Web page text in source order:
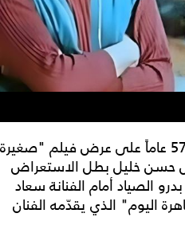
في ظهور نادر له وبعد مضي 57 عاماً على عرض فيلم "صغيرة
حسن خليل بطل الاستعراض
الصياد أمام الفنانة سعاد
اليوم" الذي يقدّمه الفنان